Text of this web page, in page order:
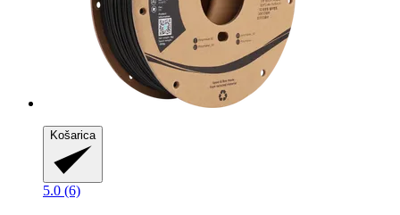
Košarica
5.0 (6)